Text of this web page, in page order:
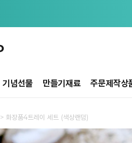
기념선물 만들기재료 주문제작상
> 화장품4트레이 세트 (색상랜덤)